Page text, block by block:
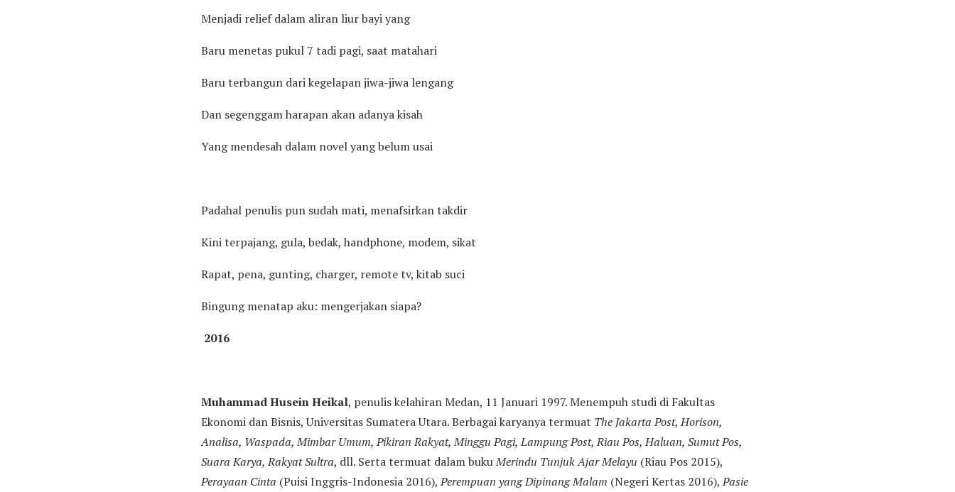
Menjadi relief dalam aliran liur bayi yang
Baru menetas pukul 7 tadi pagi, saat matahari
Baru terbangun dari kegelapan jiwa-jiwa lengang
Dan segenggam harapan akan adanya kisah
Yang mendesah dalam novel yang belum usai
Padahal penulis pun sudah mati, menafsirkan takdir
Kini terpajang, gula, bedak, handphone, modem, sikat
Rapat, pena, gunting, charger, remote tv, kitab suci
Bingung menatap aku: mengerjakan siapa?
2016
Muhammad Husein Heikal, penulis kelahiran Medan, 11 Januari 1997. Menempuh studi di Fakultas
Ekonomi dan Bisnis, Universitas Sumatera Utara. Berbagai karyanya termuat The Jakarta Post, Horison,
Analisa, Waspada, Mimbar Umum, Pikiran Rakyat, Minggu Pagi, Lampung Post, Riau Pos, Haluan, Sumut Pos,
Suara Karya, Rakyat Sultra, dll. Serta termuat dalam bukuMerindu Tunjuk Ajar Melayu (Riau Pos 2015),
Perayaan Cinta (Puisi Inggris-Indonesia 2016),Perempuan yang Dipinang Malam (Negeri Kertas 2016),Pasie